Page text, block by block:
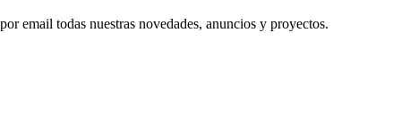
email todas nuestras novedades, anuncios y proyectos.